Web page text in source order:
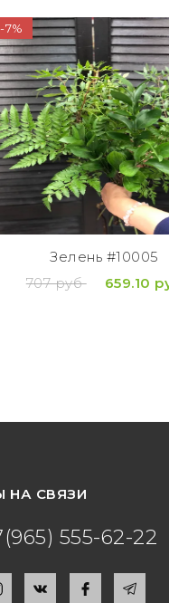
-7%
Зелень #10005
707 руб
659.10
НА СВЯЗИ
555-62-22